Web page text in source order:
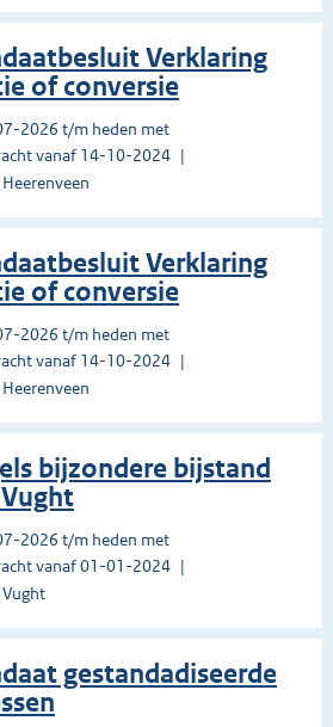
Verklaring
of conversie
2026 t/m heden met
vanaf 14-10-2024
Verklaring
of conversie
2026 t/m heden met
vanaf 14-10-2024
bijzondere bijstand
2026 t/m heden met
vanaf 01-01-2024
gestandadiseerde